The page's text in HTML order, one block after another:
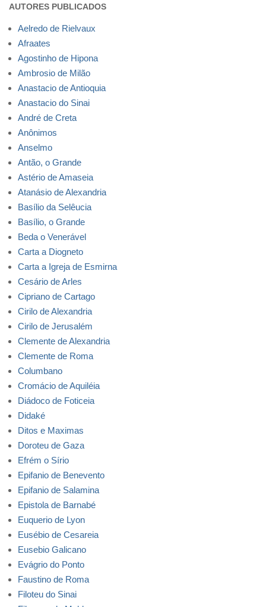
AUTORES PUBLICADOS
Aelredo de Rielvaux
Afraates
Agostinho de Hipona
Ambrosio de Milão
Anastacio de Antioquia
Anastacio do Sinai
André de Creta
Anônimos
Anselmo
Antão, o Grande
Astério de Amaseia
Atanásio de Alexandria
Basílio da Selêucia
Basílio, o Grande
Beda o Venerável
Carta a Diogneto
Carta a Igreja de Esmirna
Cesário de Arles
Cipriano de Cartago
Cirilo de Alexandria
Cirilo de Jerusalém
Clemente de Alexandria
Clemente de Roma
Columbano
Cromácio de Aquiléia
Diádoco de Foticeia
Didaké
Ditos e Maximas
Doroteu de Gaza
Efrém o Sírio
Epifanio de Benevento
Epifanio de Salamina
Epistola de Barnabé
Euquerio de Lyon
Eusébio de Cesareia
Eusebio Galicano
Evágrio do Ponto
Faustino de Roma
Filoteu do Sinai